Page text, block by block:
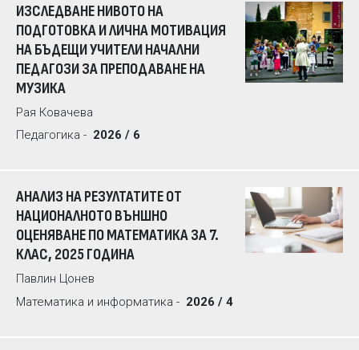
ИЗСЛЕДВАНЕ НИВОТО НА
ПОДГОТОВКА И ЛИЧНА МОТИВАЦИЯ
НА БЪДЕЩИ УЧИТЕЛИ НАЧАЛНИ
ПЕДАГОЗИ ЗА ПРЕПОДАВАНЕ НА
МУЗИКА
Рая Ковачева
Педагогика - 2026 / 6
АНАЛИЗ НА РЕЗУЛТАТИТЕ ОТ
НАЦИОНАЛНОТО ВЪНШНО
ОЦЕНЯВАНЕ ПО МАТЕМАТИКА ЗА 7.
КЛАС, 2025 ГОДИНА
Павлин Цонев
Математика и информатика - 2026 / 4